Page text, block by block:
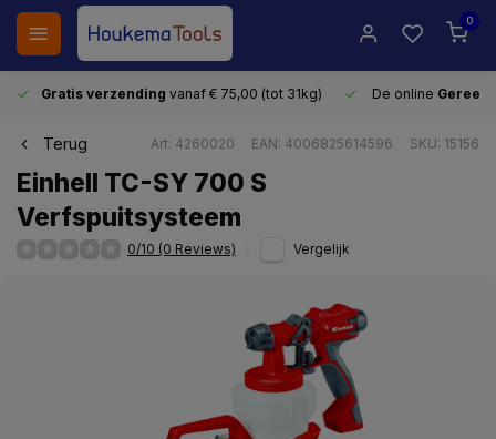
0
Gratis verzending vanaf € 75,00 (tot 31kg) De online
Terug Art: 4260020 EAN: 4006825614596 SKU: 15156
Einhell TC-SY 700 S
Verfspuitsysteem
0/10 (0 Reviews) Vergelijk